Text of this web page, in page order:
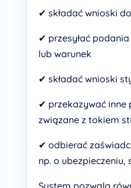
✔ składać wnioski
✔ przesyłać podania
lub warunek
✔ składać wnioski
✔ przekazywać
związane z tokiem
✔ odbierać
np. o ubezpieczeniu,